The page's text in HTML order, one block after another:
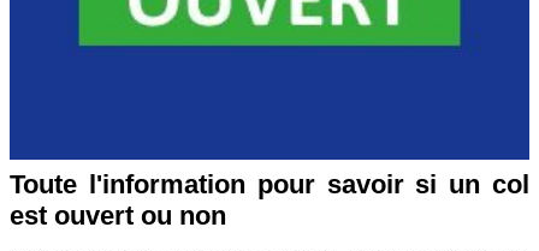
Toute l'information pour savoir si un col
est ouvert ou non